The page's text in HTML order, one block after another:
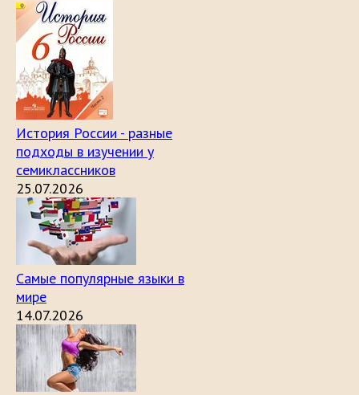
История России - разные
подходы в изучении у
семиклассников
25.07.2026
Самые популярные языки в
мире
14.07.2026